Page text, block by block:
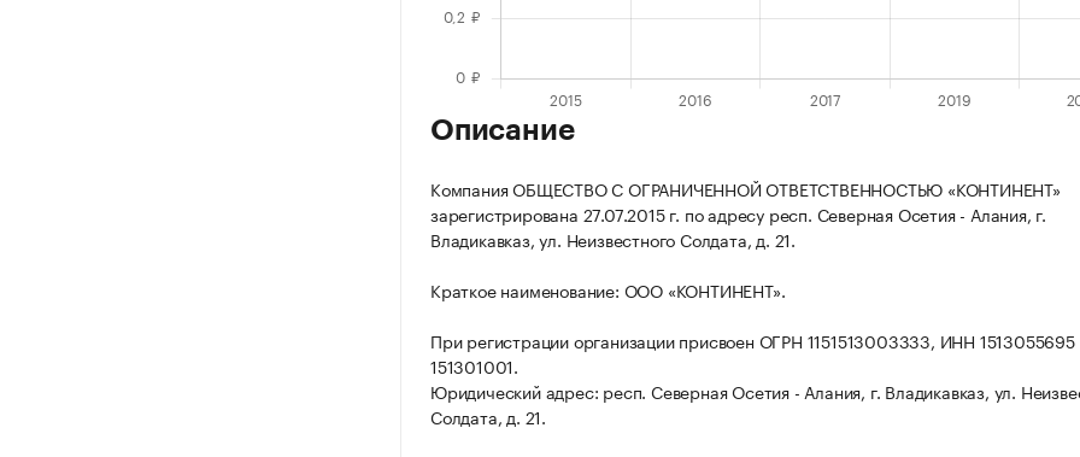
Описание
Компания ОБЩЕСТВО С ОГРАНИЧЕННОЙ ОТВЕТСТВЕННОСТЬЮ «КОНТИНЕНТ»
зарегистрирована 27.07.2015 г. по адресу респ. Северная Осетия - Алания, г.
Владикавказ, ул. Неизвестного Солдата, д. 21.
Краткое наименование: ООО «КОНТИНЕНТ».
При регистрации организации присвоен ОГРН 1151513003333, ИНН
151301001.
Юридический адрес: респ. Северная Осетия - Алания, г. Владикавказ, ул.
Солдата, д. 21.